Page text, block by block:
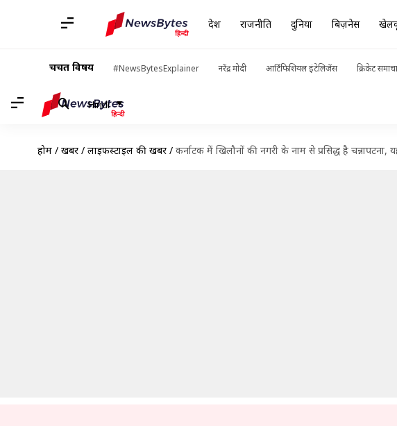
देश राजनीति दुनिया बिज़नेस
चर्चित विषय #NewsBytesExplainer नरेंद्र मोदी आर्टिफिशियल इंटेलिजेंस क्रिकेट
Hindi
होम / खबरें / लाइफस्टाइल की खबरें / कर्नाटक में खिलौनों की नगरी के नाम से प्रसिद्ध है चन्नापटना,